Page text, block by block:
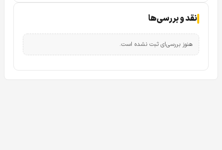
کفی دوربین1209TLQPاز پلاستیک می باشد.
نقد و بررسی‌ها
هنوز بررسی‌ای ثبت نشده است.